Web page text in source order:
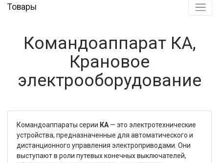
Товары
Командоаппарат КА,
Крановое
электрооборудование
Командоаппараты серии КА— это электротехнические
устройства, предназначенные для автоматического и
дистанционного управления электроприводами. Они
выступают в роли путевых конечных выключателей,